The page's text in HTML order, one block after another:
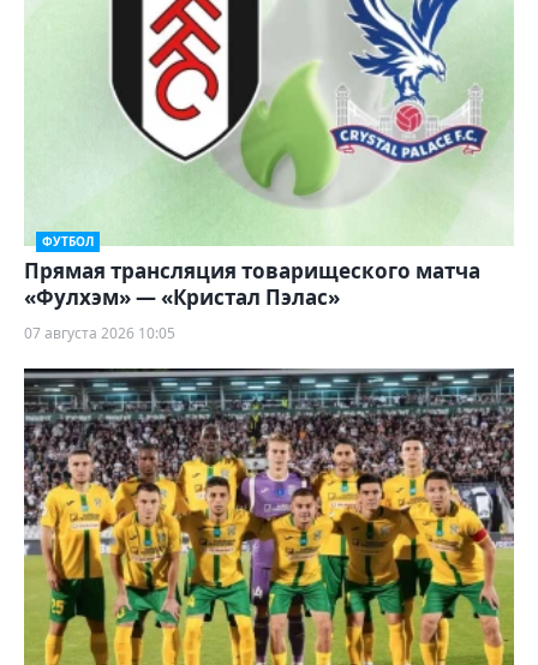
ФУТБОЛ
Прямая трансляция товарищеского матча
«Фулхэм» — «Кристал Пэлас»
07 августа 2026 10:05